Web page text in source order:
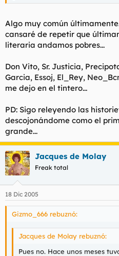
Algo muy común
cansaré de repetir que
literaria andamos pobres...
Don Vito, Sr. Justicia,
Garcia, Essoj, El_Rey,
me dejo en el tintero...
PD: Sigo releyendo las
descojonándome como el
grande...
Jacques de Molay
Freak total
18 Dic 2005
Gizmo_666 rebuznó:
Jacques de Molay rebuznó:
Pues no. Hace unos meses